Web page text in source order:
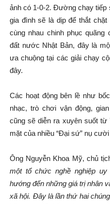
ảnh có 1-0-2. Đường chạy tiếp
gia đình sẽ là dịp để thắt
cùng nhau chinh phục
đất nước Nhật Bản, đây là
ưa chuộng tại các giải chạy
đây.
Các hoạt động bên lề như
nhạc, trò chơi vận động,
cũng sẽ diễn ra xuyên suốt
mặt của nhiều “Đại sứ” nụ
Ông Nguyễn Khoa Mỹ, chủ
một tổ chức nghề nghiệp
hướng đến những giá trị nhân
xã hội. Đây là lần thứ hai